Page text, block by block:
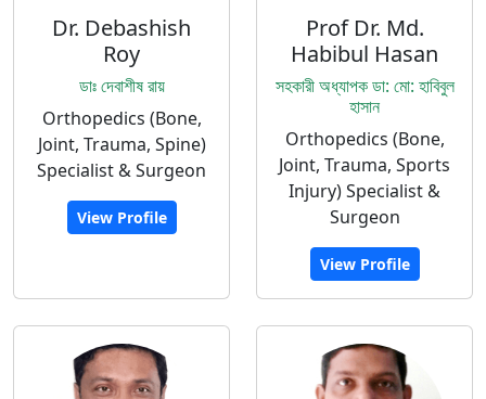
Dr. Debashish
Roy
ডাঃ দেবাশীষ রায়
Orthopedics (Bone,
Joint, Trauma, Spine)
Specialist & Surgeon
View Profile
Prof Dr. Md.
Habibul Hasan
সহকারী অধ্যাপক ডা: মো: হাবিবুল
হাসান
Orthopedics (Bone,
Joint, Trauma, Sports
Injury) Specialist &
Surgeon
View Profile